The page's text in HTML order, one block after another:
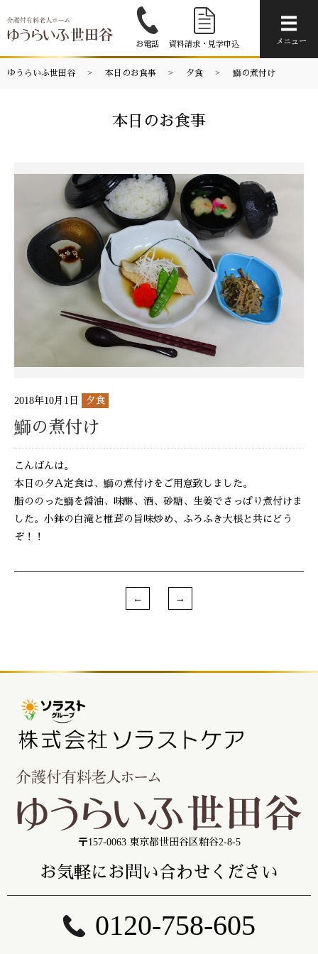
お電話 資料請求・見学申込 メニュー
ゆうらいふ世田谷 本日のお食事 夕食 鰤の煮付け
本日のお食事
2018年10月1日 夕食
鰤の煮付け
こんばんは。
本日の夕Ａ定食は、鰤の煮付けをご用意致しました。
脂ののった鰤を醤油、味醂、酒、砂糖、生姜でさっぱり煮付けま
した。小鉢の白滝と椎茸の旨味炒め、ふろふき大根と共にどう
ぞ！！
〒157-0063 東京都世田谷区粕谷2-8-5
お気軽にお問い合わせください
0120-758-605